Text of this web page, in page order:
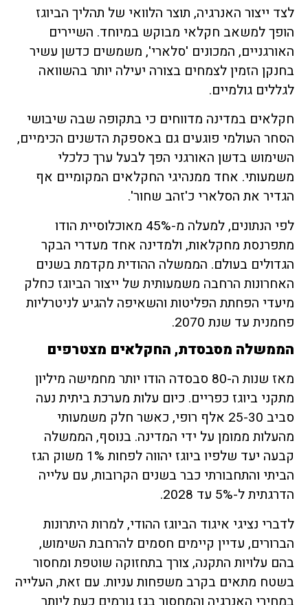
לצד ייצור האנרגיה, תוצר הלוואי של תהליך הביוגז
הופך למשאב חקלאי מבוקש במיוחד. השיירים
האורגניים, המכונים 'סלארי', משמשים כדשן עשיר
בחנקן הזמין לצמחים בצורה יעילה יותר בהשוואה
לגללים גולמיים.
חקלאים במדינה מדווחים כי בתקופה שבה שיבושי
הסחר העולמי פוגעים גם באספקת הדשנים הכימיים,
השימוש בדשן האורגני הפך לבעל ערך כלכלי
משמעותי. אחד ממנהיגי החקלאים המקומיים אף
הגדיר את הסלארי כ'זהב שחור'.
לפי הנתונים, למעלה מ-45% מאוכלוסיית הודו
מתפרנסת מחקלאות, ולמדינה אחד מעדרי הבקר
הגדולים בעולם. הממשלה ההודית מקדמת בשנים
האחרונות הרחבה משמעותית של ייצור הביוגז כחלק
מיעדי הפחתת הפליטות והשאיפה להגיע לניטרליות
פחמנית עד שנת 2070.
הממשלה מסבסדת, החקלאים מצטרפים
מאז שנות ה-80 סבסדה הודו יותר מחמישה מיליון
מתקני ביוגז כפריים. כיום עלות מערכת ביתית נעה
סביב 25-30 אלף רופי, כאשר חלק משמעותי
מהעלות ממומן על ידי המדינה. בנוסף, הממשלה
קבעה יעד שלפיו ביוגז יהווה לפחות 1% משוק הגז
הביתי והתחבורתי כבר בשנים הקרובות, עם עלייה
הדרגתית ל-5% עד 2028.
לדברי נציגי איגוד הביוגז ההודי, למרות היתרונות
הברורים, עדיין קיימים חסמים להרחבת השימוש,
בהם עלויות התקנה, צורך בתחזוקה שוטפת ומחסור
בשטח מתאים בקרב משפחות עניות. עם זאת, העלייה